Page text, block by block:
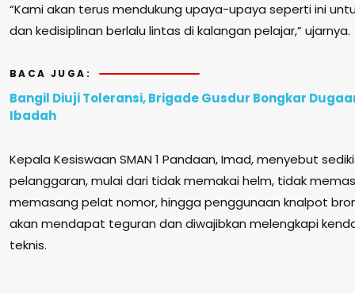
“Kami akan terus mendukung upaya-upaya seperti ini
dan kedisiplinan berlalu lintas di kalangan pelajar,” ujarnya.
BACA JUGA:
Bangil Diuji Toleransi, Brigade Gusdur Bongkar
Ibadah
Kepala Kesiswaan SMAN 1 Pandaan, Imad, menyebut
pelanggaran, mulai dari tidak memakai helm, tidak
memasang pelat nomor, hingga penggunaan knalpot
akan mendapat teguran dan diwajibkan melengkapi
teknis.